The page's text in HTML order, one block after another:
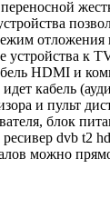
отложения
устройства к
HDMI и
кабель
и пульт
блок
dvb t2
можно